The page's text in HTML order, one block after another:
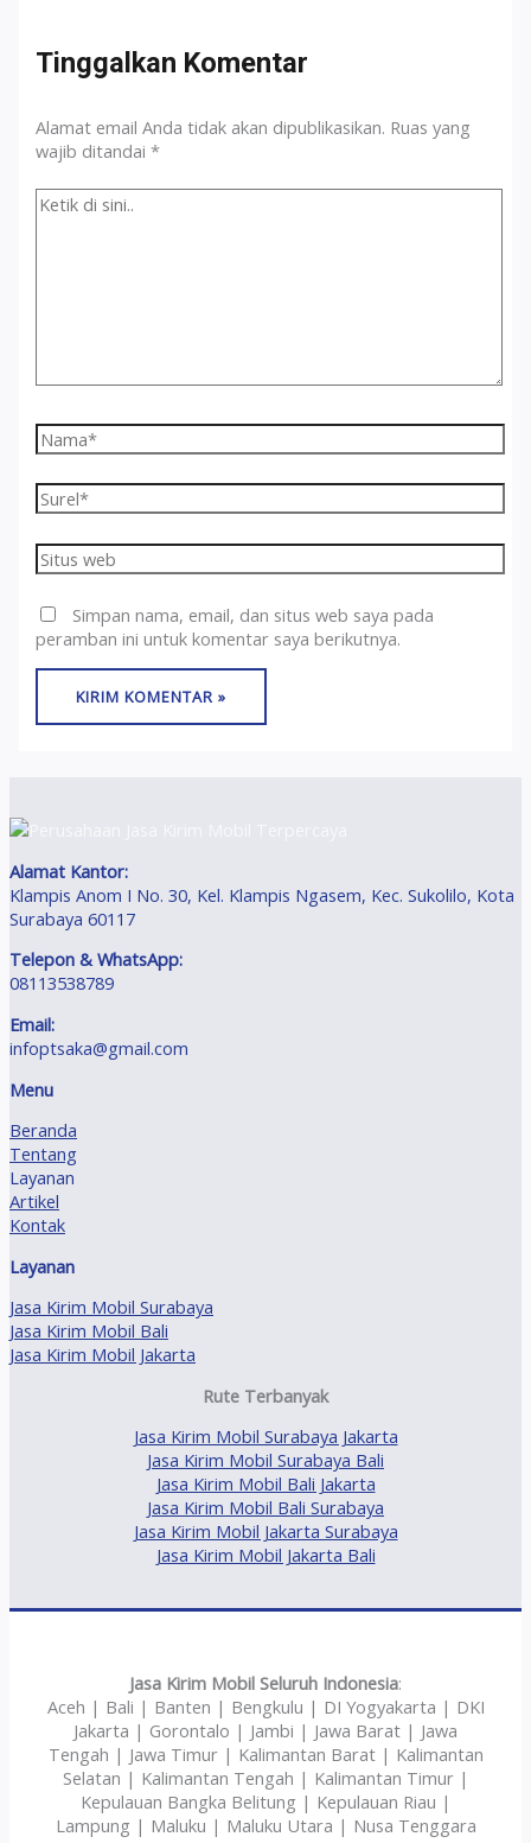
Tinggalkan Komentar
Alamat email Anda tidak akan dipublikasikan. Ruas yang
wajib ditandai*
Ketik
Nama*
Surel*
Situs
web
Simpan nama, email, dan situs web saya pada
peramban ini untuk komentar saya berikutnya.
Alamat Kantor:
Klampis Anom I No. 30, Kel. Klampis Ngasem, Kec. Sukolilo, Kota
Surabaya 60117
Telepon & WhatsApp:
08113538789
Email:
infoptsaka@gmail.com
Menu
Beranda
Tentang
Layanan
Artikel
Kontak
Layanan
Jasa Kirim Mobil Surabaya
Jasa Kirim Mobil Bali
Jasa Kirim Mobil Jakarta
Rute Terbanyak
Jasa Kirim Mobil Surabaya Jakarta
Jasa Kirim Mobil Surabaya Bali
Jasa Kirim Mobil Bali Jakarta
Jasa Kirim Mobil Bali Surabaya
Jasa Kirim Mobil Jakarta Surabaya
Jasa Kirim Mobil Jakarta Bali
Jasa Kirim Mobil Seluruh Indonesia:
Aceh | Bali | Banten | Bengkulu | DI Yogyakarta | DKI
Jakarta | Gorontalo | Jambi | Jawa Barat | Jawa
Tengah | Jawa Timur | Kalimantan Barat | Kalimantan
Selatan | Kalimantan Tengah | Kalimantan Timur |
Kepulauan Bangka Belitung | Kepulauan Riau |
Lampung | Maluku | Maluku Utara | Nusa Tenggara